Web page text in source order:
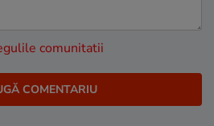
comunitatii